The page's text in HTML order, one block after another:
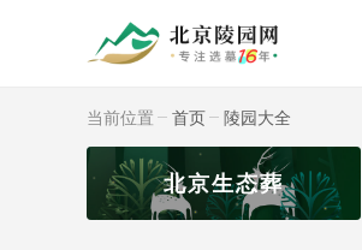
当前位置 首页 陵园大全
北京生态葬